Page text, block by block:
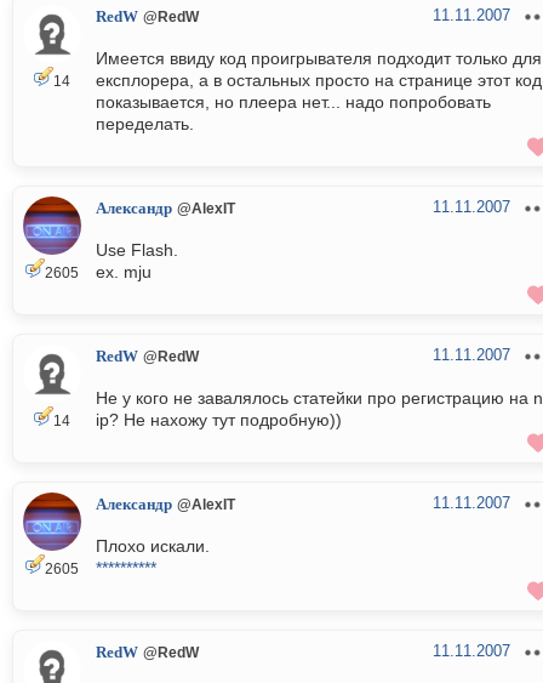
14
RedW @RedW 11.11.2007
Имеется ввиду код проигрывателя подходит только для
експлорера, а в остальных просто на странице этот код
показывается, но плеера нет... надо попробовать
переделать.
2605
Александр @AlexIT 11.11.2007
Use Flash.
ex. mju
14
RedW @RedW 11.11.2007
Не у кого не завалялось статейки про регистрацию на
ip? Не нахожу тут подробную))
2605
Александр @AlexIT 11.11.2007
Плохо искали.
**********
RedW @RedW 11.11.2007